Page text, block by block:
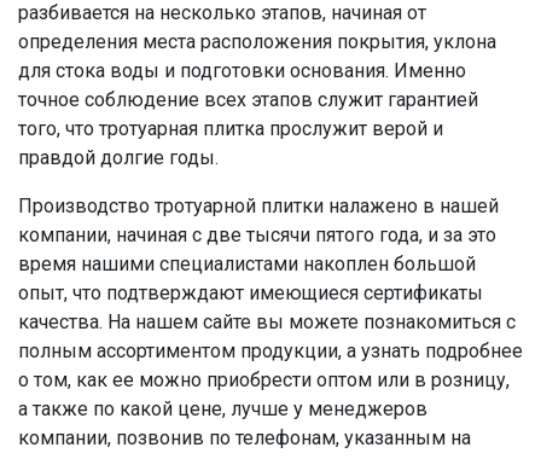
разбивается на несколько этапов, начиная от
определения места расположения покрытия, уклона
для стока воды и подготовки основания. Именно
точное соблюдение всех этапов служит гарантией
того, что тротуарная плитка прослужит верой и
правдой долгие годы.
Производство тротуарной плитки налажено в нашей
компании, начиная с две тысячи пятого года, и за это
время нашими специалистами накоплен большой
опыт, что подтверждают имеющиеся сертификаты
качества. На нашем сайте вы можете познакомиться с
полным ассортиментом продукции, а узнать подробнее
о том, как ее можно приобрести оптом или в розницу,
а также по какой цене, лучше у менеджеров
компании, позвонив по телефонам, указанным на